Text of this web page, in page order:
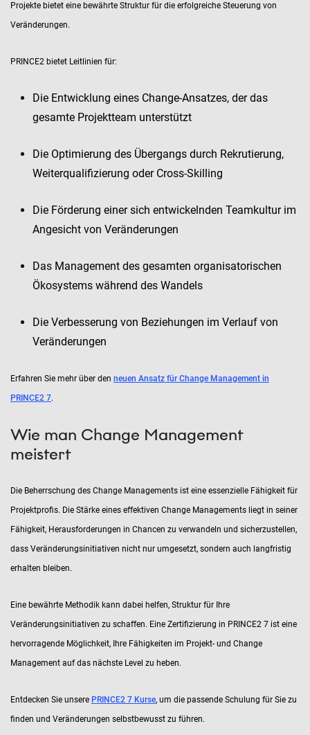
Projekte bietet eine bewährte Struktur für die erfolgreiche Steuerung von
Veränderungen.
PRINCE2 bietet Leitlinien für:
Die Entwicklung eines Change-Ansatzes, der das
gesamte Projektteam unterstützt
Die Optimierung des Übergangs durch Rekrutierung,
Weiterqualifizierung oder Cross-Skilling
Die Förderung einer sich entwickelnden Teamkultur im
Angesicht von Veränderungen
Das Management des gesamten organisatorischen
Ökosystems während des Wandels
Die Verbesserung von Beziehungen im Verlauf von
Veränderungen
Erfahren Sie mehr über den neuen Ansatz für Change Management in
PRINCE2 7.
Wie man Change Management
meistert
Die Beherrschung des Change Managements ist eine essenzielle Fähigkeit für
Projektprofis. Die Stärke eines effektiven Change Managements liegt in seiner
Fähigkeit, Herausforderungen in Chancen zu verwandeln und sicherzustellen,
dass Veränderungsinitiativen nicht nur umgesetzt, sondern auch langfristig
erhalten bleiben.
Eine bewährte Methodik kann dabei helfen, Struktur für Ihre
Veränderungsinitiativen zu schaffen. Eine Zertifizierung in PRINCE2 7 ist eine
hervorragende Möglichkeit, Ihre Fähigkeiten im Projekt- und Change
Management auf das nächste Level zu heben.
Entdecken Sie unsere PRINCE2 7 Kurse, um die passende Schulung für Sie zu
finden und Veränderungen selbstbewusst zu führen.